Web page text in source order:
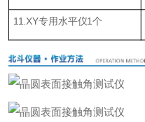
11.XY专用水平仪1个